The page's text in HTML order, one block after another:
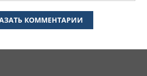
КОММЕНТАРИИ